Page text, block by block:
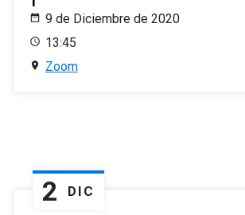
9 de Diciembre de 2020
13:45
Zoom
2 DIC